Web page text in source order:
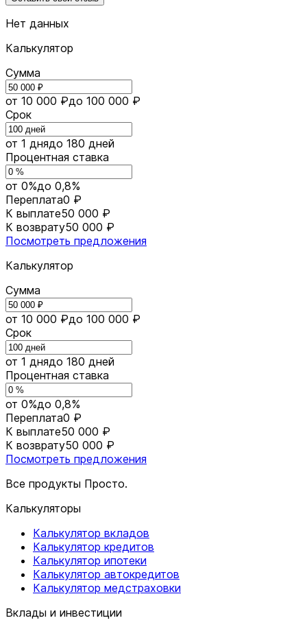
Нет данных
Калькулятор
Сумма
от 10 000 ₽до 100 000 ₽
Срок
от 1 днядо 180 дней
Процентная ставка
от 0%до 0,8%
Переплата0 ₽
К выплате50 000 ₽
К возврату50 000 ₽
Посмотреть предложения
Калькулятор
Сумма
от 10 000 ₽до 100 000 ₽
Срок
от 1 днядо 180 дней
Процентная ставка
от 0%до 0,8%
Переплата0 ₽
К выплате50 000 ₽
К возврату50 000 ₽
Посмотреть предложения
Все продукты Просто.
Калькуляторы
Калькулятор вкладов
Калькулятор кредитов
Калькулятор ипотеки
Калькулятор автокредитов
Калькулятор медстраховки
Вклады и инвестиции